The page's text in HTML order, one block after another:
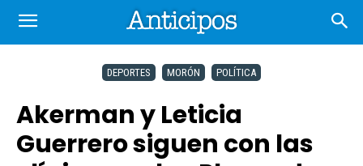
DEPORTES MORÓN POLÍTICA
Akerman y Leticia
Guerrero siguen con las